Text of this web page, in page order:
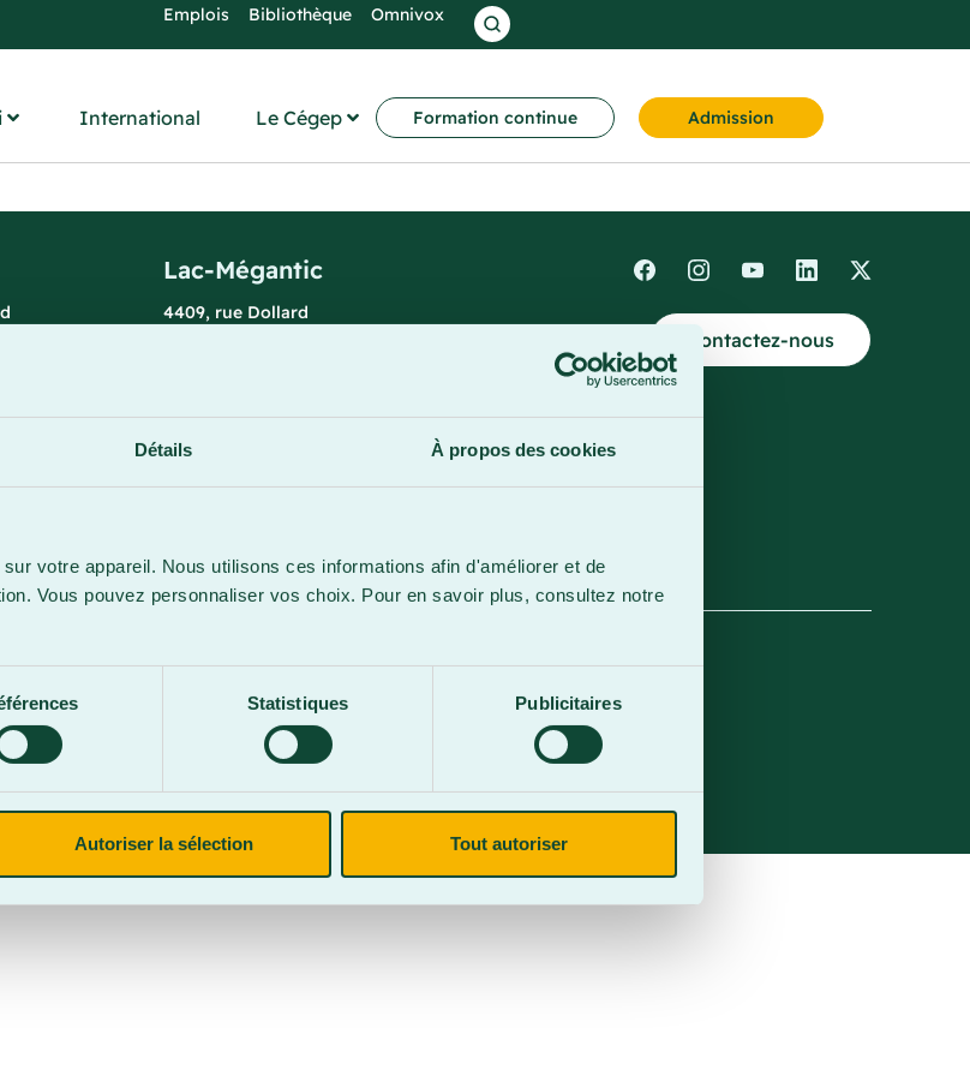
Détails À propos des cookies
votre appareil. Nous utilisons ces informations afin d'améliorer et de
Vous pouvez personnaliser vos choix. Pour en savoir plus, consultez notre
Statistiques Publicitaires
Autoriser la sélection Tout autoriser
Emplois Bibliothèque Omnivox
International Le Cégep Formation continue Admission
Lac-Mégantic
4409, rue Dollard
819 583-5432
Contactez-nous
web parParkour3 Expert HubSpot